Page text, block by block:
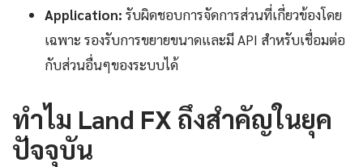
Application: รับผิดชอบการจัดการส่วนที่เกี่ยวข้องโดย
เฉพาะ รองรับการขยายขนาดและมี API สำหรับเชื่อมต่อ
กับส่วนอื่นๆของระบบได้
ทำไม Land FX ถึงสำคัญในยุค
ปัจจุบัน